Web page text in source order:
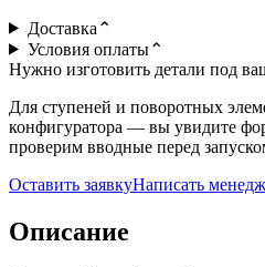
Доставка ⌃
Условия оплаты⌃
Нужно изготовить детали под
Для ступеней и поворотных
конфигуратора — вы увидите
проверим вводные перед
Оставить заявкуНаписать
Описание